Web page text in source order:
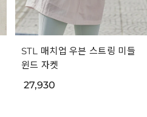
STL 매치업 우븐 스트링 미들
윈드 자켓
27,930